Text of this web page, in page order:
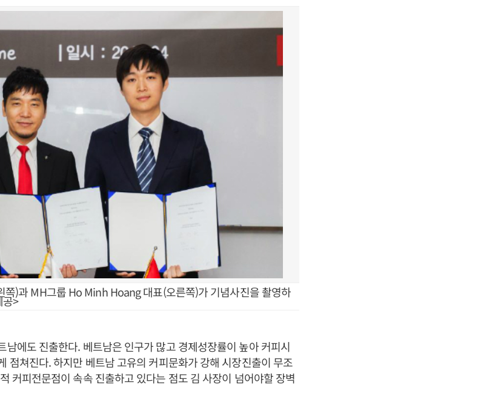
)과 MH그룹 Ho Minh Hoang 대표(오른쪽)가 기념사진을 촬영하
공>
남에도 진출한다. 베트남은 인구가 많고 경제성장률이 높아 커피시
점쳐진다. 하지만 베트남 고유의 커피문화가 강해 시장진출이 무조
커피전문점이 속속 진출하고 있다는 점도 김 사장이 넘어야할 장벽